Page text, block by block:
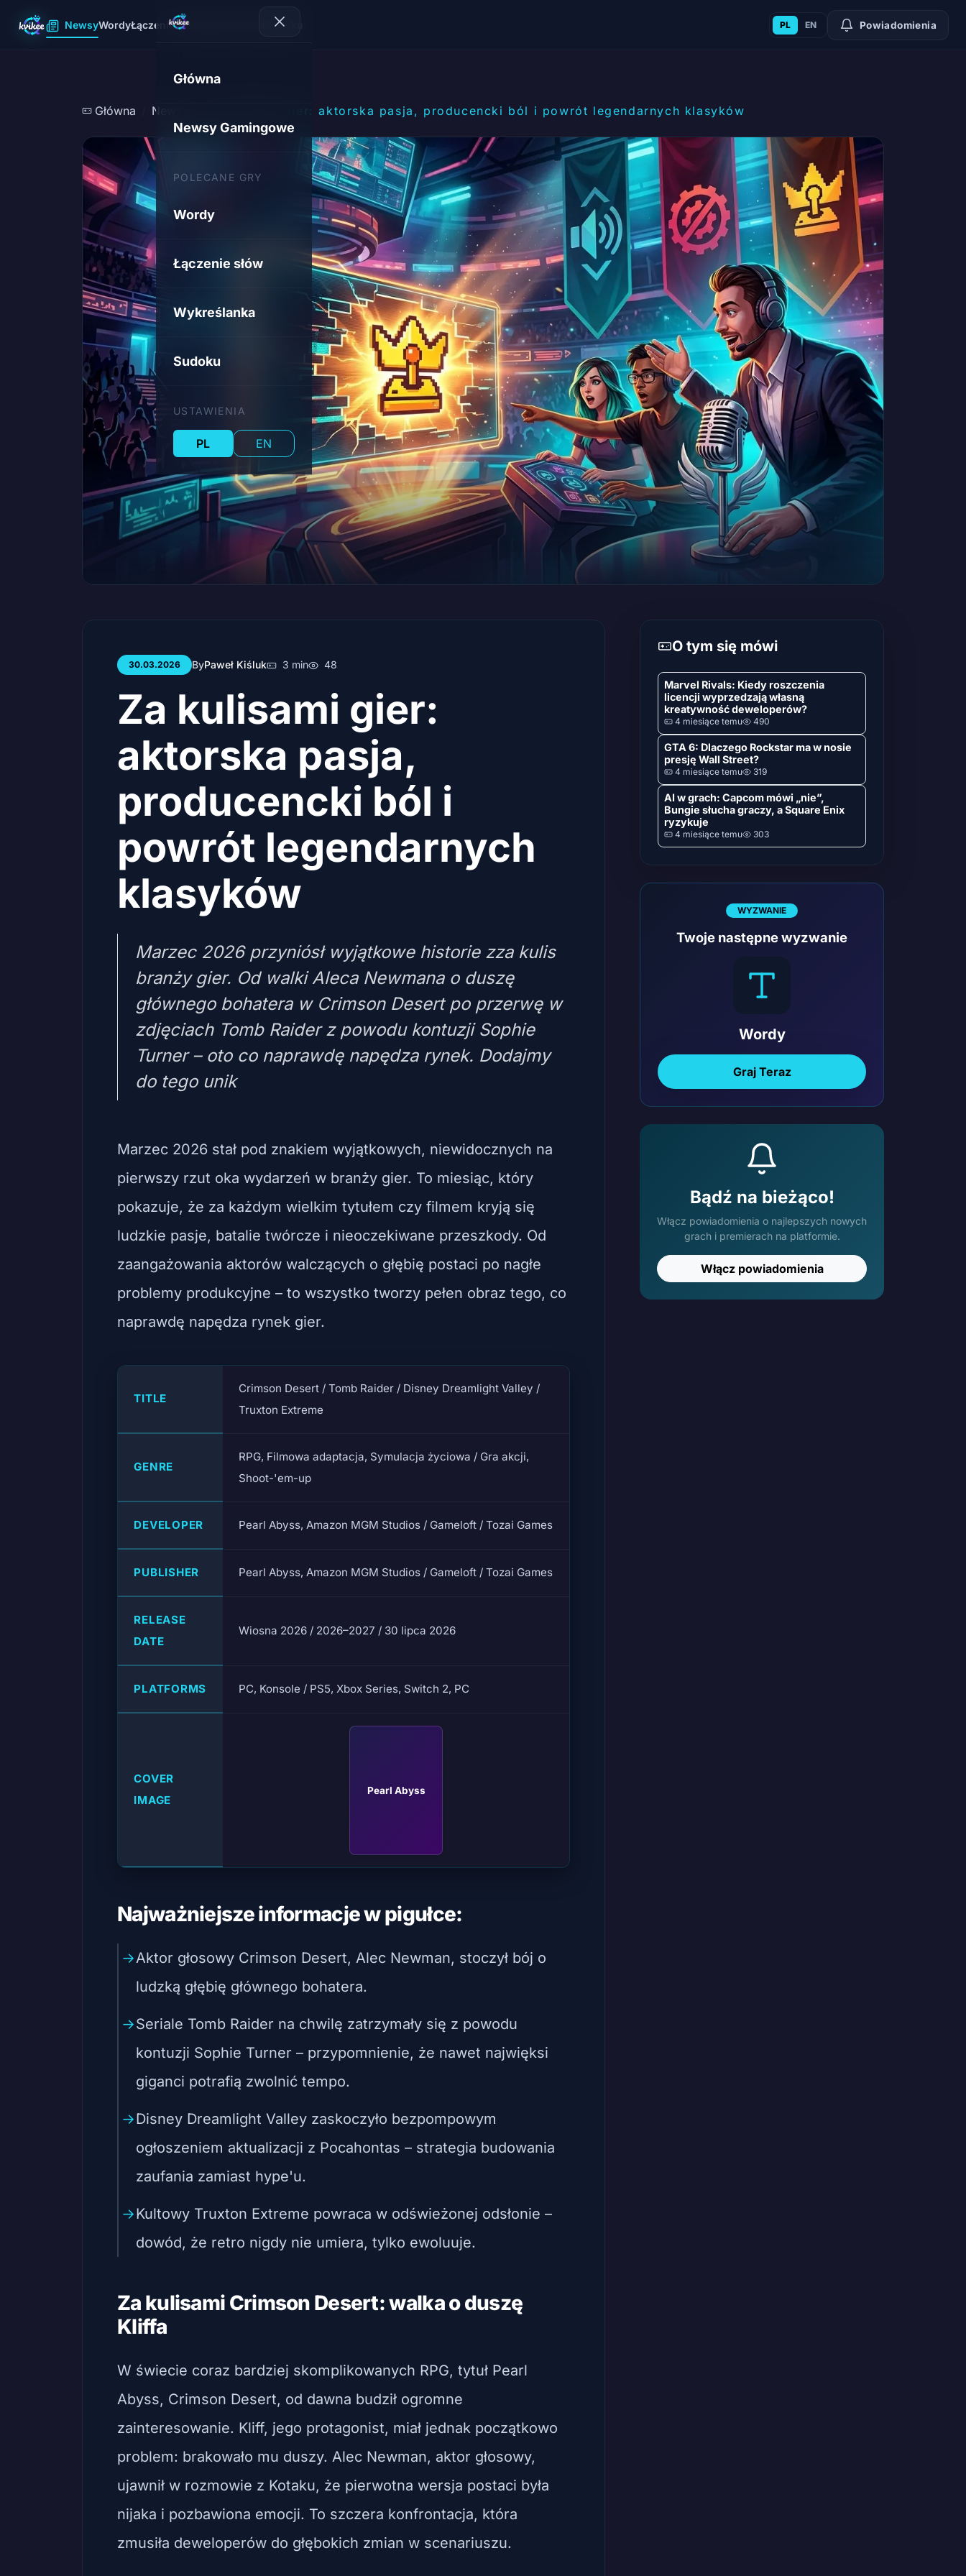
NewsyWordyŁączenie słów Sudoku PL EN Powiadomienia
Główna
Newsy Gamingowe
POLECANE GRY
Wordy
Łączenie słów
Wykreślanka
Sudoku
USTAWIENIA
PL EN
Główna Newsy Za kulisami gier: aktorska pasja, producencki ból i powrót legendarnych klasyków
30.03.2026 ByPaweł Kiśluk 3 min 48
Za kulisami gier:
aktorska pasja,
producencki ból i
powrót legendarnych
klasyków
Marzec 2026 przyniósł wyjątkowe historie zza kulis
branży gier. Od walki Aleca Newmana o duszę
głównego bohatera w Crimson Desert po przerwę w
zdjęciach Tomb Raider z powodu kontuzji Sophie
Turner – oto co naprawdę napędza rynek. Dodajmy
do tego unik
Marzec 2026 stał pod znakiem wyjątkowych, niewidocznych na
pierwszy rzut oka wydarzeń w branży gier. To miesiąc, który
pokazuje, że za każdym wielkim tytułem czy filmem kryją się
ludzkie pasje, batalie twórcze i nieoczekiwane przeszkody. Od
zaangażowania aktorów walczących o głębię postaci po nagłe
problemy produkcyjne – to wszystko tworzy pełen obraz tego, co
naprawdę napędza rynek gier.
TITLE
Crimson Desert / Tomb Raider / Disney Dreamlight Valley /
Truxton Extreme
GENRE
RPG, Filmowa adaptacja, Symulacja życiowa / Gra akcji,
Shoot-'em-up
DEVELOPER Pearl Abyss, Amazon MGM Studios / Gameloft / Tozai Games
PUBLISHER Pearl Abyss, Amazon MGM Studios / Gameloft / Tozai Games
RELEASE
DATE
Wiosna 2026 / 2026–2027 / 30 lipca 2026
PLATFORMS PC, Konsole / PS5, Xbox Series, Switch 2, PC
COVER
IMAGE
Pearl Abyss
Najważniejsze informacje w pigułce:
Aktor głosowy Crimson Desert, Alec Newman, stoczył bój o
ludzką głębię głównego bohatera.
Seriale Tomb Raider na chwilę zatrzymały się z powodu
kontuzji Sophie Turner – przypomnienie, że nawet najwięksi
giganci potrafią zwolnić tempo.
Disney Dreamlight Valley zaskoczyło bezpompowym
ogłoszeniem aktualizacji z Pocahontas – strategia budowania
zaufania zamiast hype'u.
Kultowy Truxton Extreme powraca w odświeżonej odsłonie –
dowód, że retro nigdy nie umiera, tylko ewoluuje.
Za kulisami Crimson Desert: walka o duszę
Kliffa
W świecie coraz bardziej skomplikowanych RPG, tytuł Pearl
Abyss, Crimson Desert, od dawna budził ogromne
zainteresowanie. Kliff, jego protagonist, miał jednak początkowo
problem: brakowało mu duszy. Alec Newman, aktor głosowy,
ujawnił w rozmowie z Kotaku, że pierwotna wersja postaci była
nijaka i pozbawiona emocji. To szczera konfrontacja, która
zmusiła deweloperów do głębokich zmian w scenariuszu.
O tym się mówi
Marvel Rivals: Kiedy roszczenia
licencji wyprzedzają własną
kreatywność deweloperów?
4 miesiące temu 490
GTA 6: Dlaczego Rockstar ma w nosie
presję Wall Street?
4 miesiące temu 319
AI w grach: Capcom mówi „nie”,
Bungie słucha graczy, a Square Enix
ryzykuje
4 miesiące temu 303
WYZWANIE
Twoje następne wyzwanie
Wordy
Graj Teraz
Bądź na bieżąco!
Włącz powiadomienia o najlepszych nowych
grach i premierach na platformie.
Włącz powiadomienia